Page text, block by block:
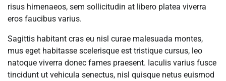
risus himenaeos, sem sollicitudin at libero platea viverra
eros faucibus varius.
Sagittis habitant cras eu nisl curae malesuada montes,
mus eget habitasse scelerisque est tristique cursus, leo
natoque viverra donec fames praesent. Iaculis varius fusce
tincidunt ut vehicula senectus, nisl quisque netus euismod